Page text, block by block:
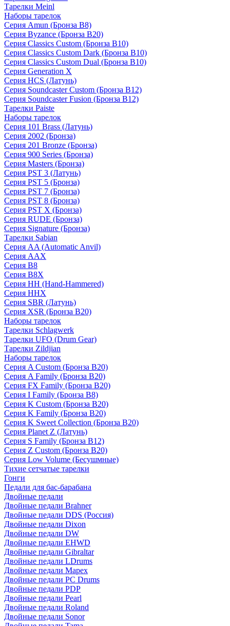
Тарелки Meinl
Наборы тарелок
Серия Amun (Бронза B8)
Серия Byzance (Бронза B20)
Серия Classics Custom (Бронза B10)
Серия Classics Custom Dark (Бронза B10)
Серия Classics Custom Dual (Бронза B10)
Серия Generation X
Серия HCS (Латунь)
Серия Soundcaster Custom (Бронза B12)
Серия Soundcaster Fusion (Бронза B12)
Тарелки Paiste
Наборы тарелок
Серия 101 Brass (Латунь)
Серия 2002 (Бронза)
Серия 201 Bronze (Бронза)
Серия 900 Series (Бронза)
Серия Masters (Бронза)
Серия PST 3 (Латунь)
Серия PST 5 (Бронза)
Серия PST 7 (Бронза)
Серия PST 8 (Бронза)
Серия PST X (Бронза)
Серия RUDE (Бронза)
Серия Signature (Бронза)
Тарелки Sabian
Серия AA (Automatic Anvil)
Серия AAX
Серия B8
Серия B8X
Серия HH (Hand-Hammered)
Серия HHX
Серия SBR (Латунь)
Серия XSR (Бронза B20)
Наборы тарелок
Тарелки Schlagwerk
Тарелки UFO (Drum Gear)
Тарелки Zildjian
Наборы тарелок
Серия A Custom (Бронза B20)
Серия A Family (Бронза B20)
Серия FX Family (Бронза B20)
Серия I Family (Бронза B8)
Серия K Custom (Бронза B20)
Серия K Family (Бронза B20)
Серия K Sweet Collection (Бронза B20)
Серия Planet Z (Латунь)
Серия S Family (Бронза B12)
Серия Z Custom (Бронза B20)
Серия Low Volume (Бесушмные)
Тихие сетчатые тарелки
Гонги
Педали для бас-барабана
Двойные педали
Двойные педали Brahner
Двойные педали DDS (Россия)
Двойные педали Dixon
Двойные педали DW
Двойные педали EHWD
Двойные педали Gibraltar
Двойные педали LDrums
Двойные педали Mapex
Двойные педали PC Drums
Двойные педали PDP
Двойные педали Pearl
Двойные педали Roland
Двойные педали Sonor